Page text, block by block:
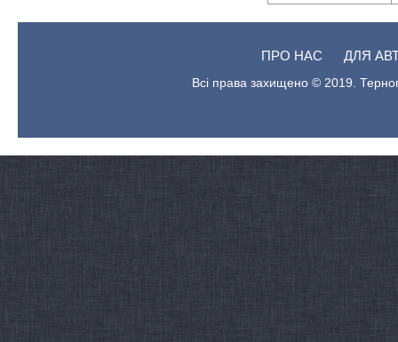
ПРО НАС ДЛЯ
Всі права захищено © 2019.